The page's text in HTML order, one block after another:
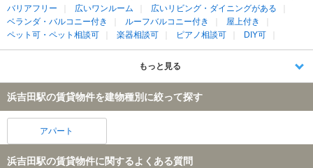
バリアフリー
広いワンルーム
広いリビング・ダイニングがある
ベランダ・バルコニー付き
ルーフバルコニー付き
屋上付き
ペット可・ペット相談可
楽器相談可 ピアノ相談可 DIY可
もっと見る
浜吉田駅の賃貸物件を建物種別に絞って探す
アパート
浜吉田駅の賃貸物件に関するよくある質問